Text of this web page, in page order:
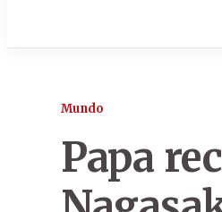
Mundo
Papa